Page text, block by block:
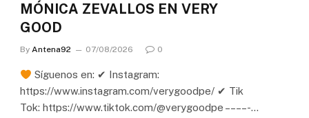
MÓNICA ZEVALLOS EN VERY
GOOD
By Antena92 07/08/2026 0
Síguenos en: ✔ Instagram:
https://www.instagram.com/verygoodpe/ ✔ Tik
Tok: https://www.tiktok.com/@verygoodpe – – – – -…